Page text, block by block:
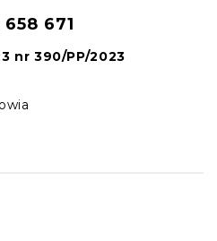
671
nr 390/PP/2023